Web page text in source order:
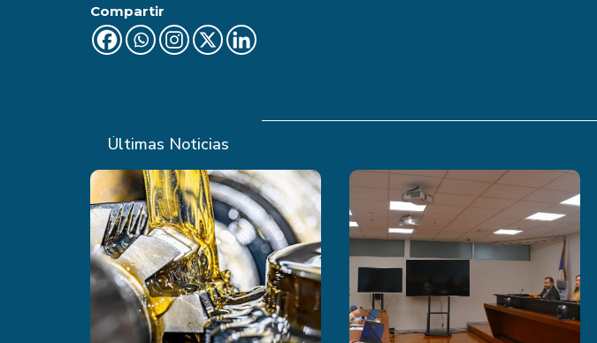
Compartir
Últimas Noticias